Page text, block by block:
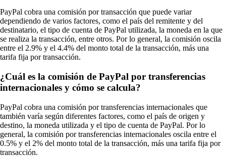
PayPal cobra una comisión por transacción que puede variar
dependiendo de varios factores, como el país del remitente y del
destinatario, el tipo de cuenta de PayPal utilizada, la moneda en la que
se realiza la transacción, entre otros. Por lo general, la comisión oscila
entre el 2.9% y el 4.4% del monto total de la transacción, más una
tarifa fija por transacción.
¿Cuál es la comisión de PayPal por transferencias
internacionales y cómo se calcula?
PayPal cobra una comisión por transferencias internacionales que
también varía según diferentes factores, como el país de origen y
destino, la moneda utilizada y el tipo de cuenta de PayPal. Por lo
general, la comisión por transferencias internacionales oscila entre el
0.5% y el 2% del monto total de la transacción, más una tarifa fija por
transacción.